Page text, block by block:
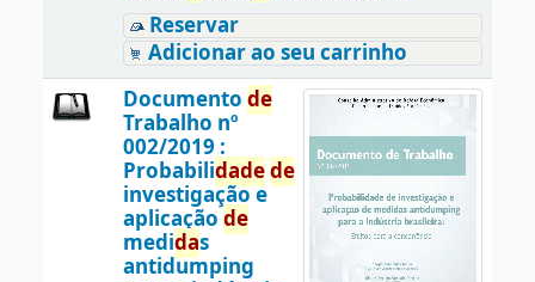
Reservar
Adicionar ao seu carrinho
Documento de
Trabalho nº
002/2019 :
Probabilidadede
investigação e
aplicação de
medidas
antidumping